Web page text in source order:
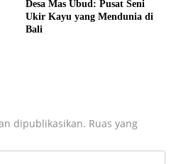
Desa Mas Ubud: Pusat Seni
Ukir Kayu yang Mendunia di
Bali
dipublikasikan. Ruas yang